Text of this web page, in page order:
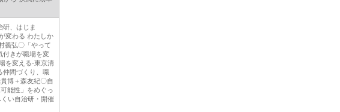
、はじま
変わる わたしか
義弘〇「やって
付きが職場を変
を変える‐東京清
仲間づくり、職
博＋森友紀〇自
能性」をめぐっ
い自治研・開催